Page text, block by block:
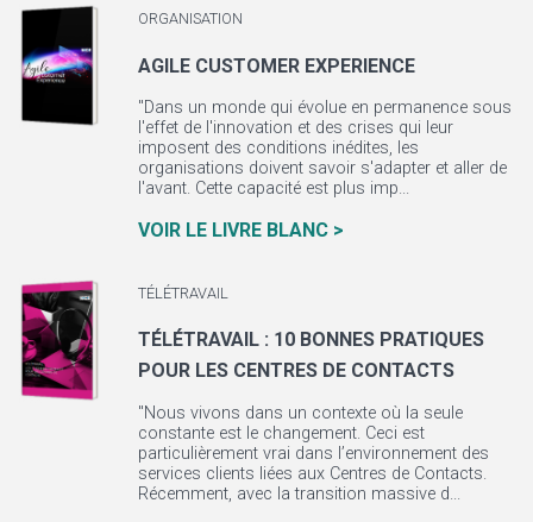
ORGANISATION
AGILE CUSTOMER EXPERIENCE
"Dans un monde qui évolue en permanence sous
l'effet de l'innovation et des crises qui leur
imposent des conditions inédites, les
organisations doivent savoir s'adapter et aller de
l'avant. Cette capacité est plus imp...
VOIR LE LIVRE BLANC >
TÉLÉTRAVAIL
TÉLÉTRAVAIL : 10 BONNES PRATIQUES
POUR LES CENTRES DE CONTACTS
"Nous vivons dans un contexte où la seule
constante est le changement. Ceci est
particulièrement vrai dans l’environnement des
services clients liées aux Centres de Contacts.
Récemment, avec la transition massive d...